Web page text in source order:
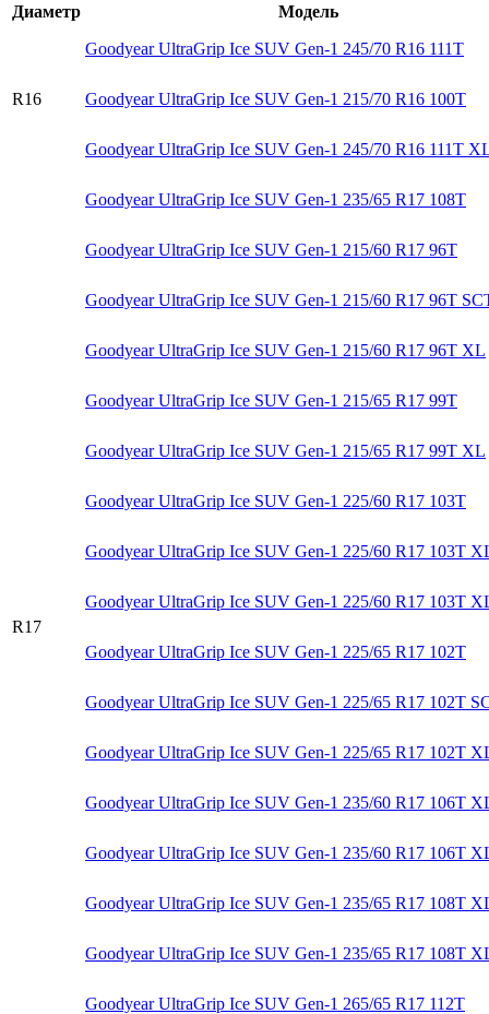
Диаметр Модель
R16
Goodyear UltraGrip Ice SUV Gen-1 245/70 R16 111T
Goodyear UltraGrip Ice SUV Gen-1 215/70 R16 100T
Goodyear UltraGrip Ice SUV Gen-1 245/70 R16 111T
R17
Goodyear UltraGrip Ice SUV Gen-1 235/65 R17 108T
Goodyear UltraGrip Ice SUV Gen-1 215/60 R17 96T
Goodyear UltraGrip Ice SUV Gen-1 215/60 R17 96T
Goodyear UltraGrip Ice SUV Gen-1 215/60 R17 96T XL
Goodyear UltraGrip Ice SUV Gen-1 215/65 R17 99T
Goodyear UltraGrip Ice SUV Gen-1 215/65 R17 99T XL
Goodyear UltraGrip Ice SUV Gen-1 225/60 R17 103T
Goodyear UltraGrip Ice SUV Gen-1 225/60 R17 103T
Goodyear UltraGrip Ice SUV Gen-1 225/60 R17 103T
Goodyear UltraGrip Ice SUV Gen-1 225/65 R17 102T
Goodyear UltraGrip Ice SUV Gen-1 225/65 R17 102T
Goodyear UltraGrip Ice SUV Gen-1 225/65 R17 102T
Goodyear UltraGrip Ice SUV Gen-1 235/60 R17 106T
Goodyear UltraGrip Ice SUV Gen-1 235/60 R17 106T
Goodyear UltraGrip Ice SUV Gen-1 235/65 R17 108T
Goodyear UltraGrip Ice SUV Gen-1 235/65 R17 108T
Goodyear UltraGrip Ice SUV Gen-1 265/65 R17 112T